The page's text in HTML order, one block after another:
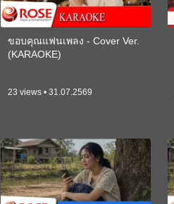
ขอบคุณแฟนเพลง - Cover Ver.
(KARAOKE)
23 views • 31.07.2569